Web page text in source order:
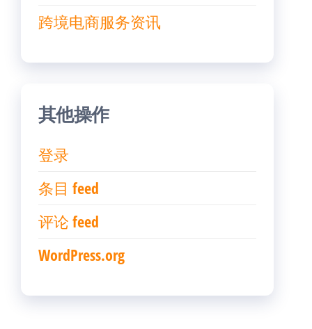
跨境电商服务资讯
其他操作
登录
条目 feed
评论 feed
WordPress.org